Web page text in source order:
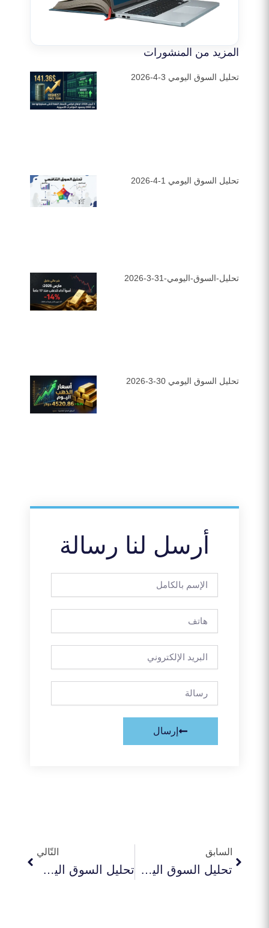
المزيد من المنشورات
تحليل السوق اليومي 3-4-2026
تحليل السوق اليومي 1-4-2026
تحليل-السوق-اليومي-31-3-2026
تحليل السوق اليومي 30-3-2026
أرسل لنا رسالة
بالكامل
الإلكتروني
إرسال
السابق
تحليل السوق اليومي 16-2-2026
التّالي
تحليل السوق اليومي 18-2-2026